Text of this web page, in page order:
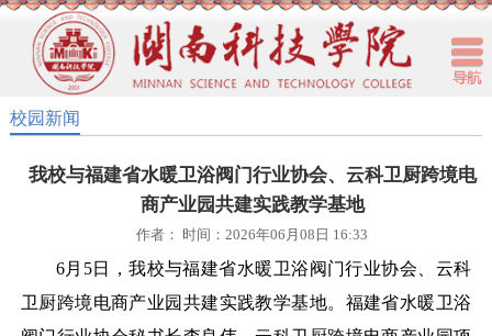
校园新闻
我校与福建省水暖卫浴阀门行业协会、云科卫厨跨境电
商产业园共建实践教学基地
作者： 时间：2026年06月08日 16:33
6月5日，我校与福建省水暖卫浴阀门行业协会、云科
卫厨跨境电商产业园共建实践教学基地。福建省水暖卫浴